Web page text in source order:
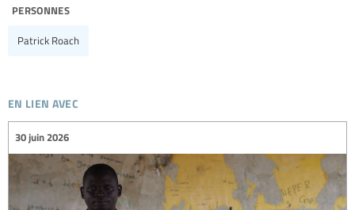
personnes
Patrick Roach
en lien avec
30 juin 2026